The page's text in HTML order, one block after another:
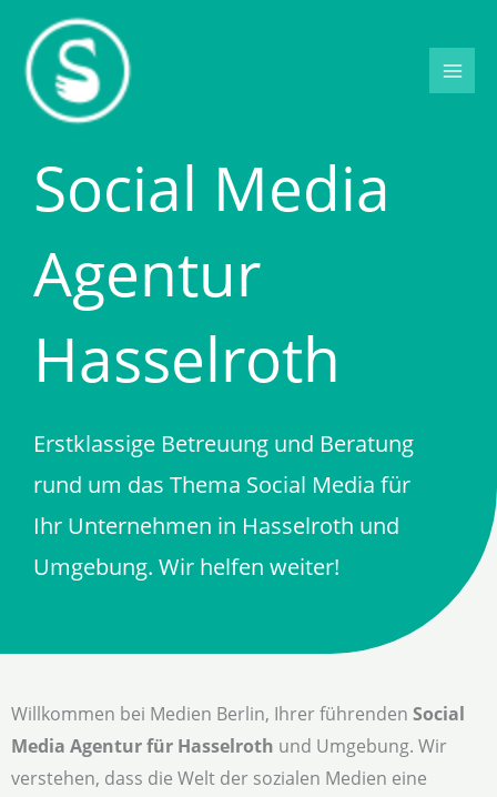
Inhalt
springen
Social Media
Agentur
Hasselroth
Erstklassige Betreuung und Beratung
rund um das Thema Social Media für
Ihr Unternehmen in Hasselroth und
Umgebung. Wir helfen weiter!
Willkommen bei Medien Berlin, Ihrer führenden Social
Media Agentur für Hasselroth und Umgebung. Wir
verstehen, dass die Welt der sozialen Medien eine